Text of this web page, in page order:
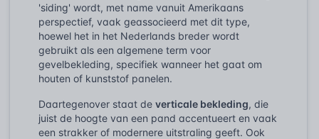
'siding' wordt, met name vanuit Amerikaans
perspectief, vaak geassocieerd met dit type,
hoewel het in het Nederlands breder wordt
gebruikt als een algemene term voor
gevelbekleding, specifiek wanneer het gaat om
houten of kunststof panelen.
Daartegenover staat de verticale bekleding, die
juist de hoogte van een pand accentueert en vaak
een strakker of modernere uitstraling geeft. Ook